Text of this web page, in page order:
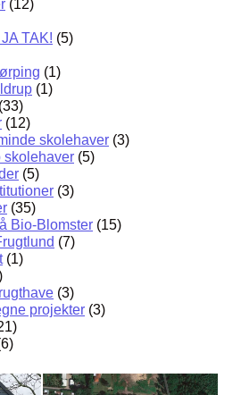
(12)
TAK! (5)
(1)
(1)
(33)
(12)
skolehaver (3)
skolehaver (5)
(5)
(3)
(35)
Bio-Blomster (15)
(7)
(1)
(3)
projekter (3)